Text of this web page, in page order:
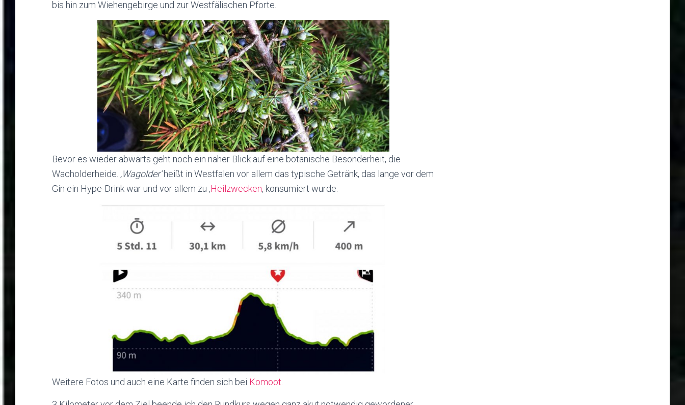
bis hin zum Wiehengebirge und zur Westfälischen Pforte.
Bevor es wieder abwärts geht noch ein naher Blick auf eine botanische Besonderheit, die
Wacholderheide. ‚Wagolder‘heißt in Westfalen vor allem das typische Getränk, das lange vor dem
Gin ein Hype-Drink war und vor allem zu ‚Heilzwecken‚ konsumiert wurde.
Weitere Fotos und auch eine Karte finden sich bei Komoot.